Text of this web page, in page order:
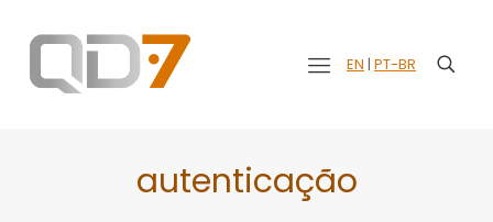
EN | PT-BR
autenticação